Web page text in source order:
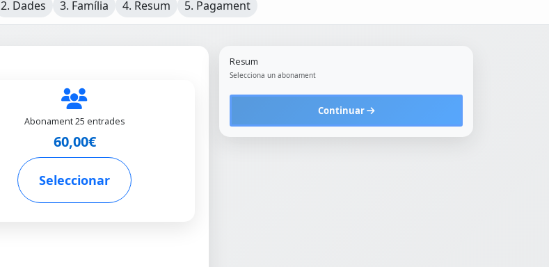
2. Dades 3. Família 4. Resum 5. Pagament
Abonament 25 entrades
60,00€
Seleccionar
Resum
Selecciona un abonament
Continuar